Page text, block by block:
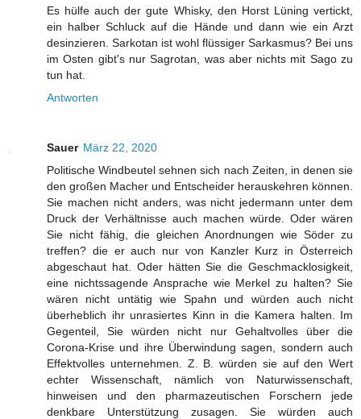
Es hülfe auch der gute Whisky, den Horst Lüning vertickt,
ein halber Schluck auf die Hände und dann wie ein Arzt
desinzieren. Sarkotan ist wohl flüssiger Sarkasmus? Bei uns
im Osten gibt's nur Sagrotan, was aber nichts mit Sago zu
tun hat.
Antworten
Sauer März 22, 2020
Politische Windbeutel sehnen sich nach Zeiten, in denen sie
den großen Macher und Entscheider herauskehren können.
Sie machen nicht anders, was nicht jedermann unter dem
Druck der Verhältnisse auch machen würde. Oder wären
Sie nicht fähig, die gleichen Anordnungen wie Söder zu
treffen? die er auch nur von Kanzler Kurz in Österreich
abgeschaut hat. Oder hätten Sie die Geschmacklosigkeit,
eine nichtssagende Ansprache wie Merkel zu halten? Sie
wären nicht untätig wie Spahn und würden auch nicht
überheblich ihr unrasiertes Kinn in die Kamera halten. Im
Gegenteil, Sie würden nicht nur Gehaltvolles über die
Corona-Krise und ihre Überwindung sagen, sondern auch
Effektvolles unternehmen. Z. B. würden sie auf den Wert
echter Wissenschaft, nämlich von Naturwissenschaft,
hinweisen und den pharmazeutischen Forschern jede
denkbare Unterstützung zusagen. Sie würden auch